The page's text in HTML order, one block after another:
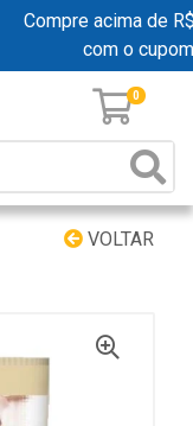
Compre acima de
com o
0
VOLTAR